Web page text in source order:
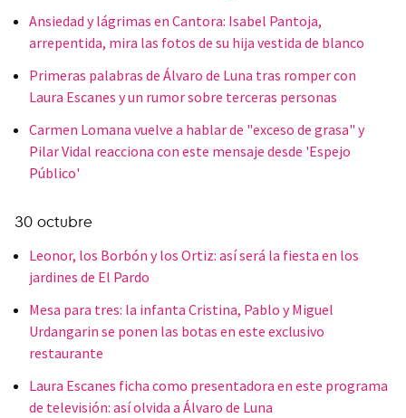
Ansiedad y lágrimas en Cantora: Isabel Pantoja,
arrepentida, mira las fotos de su hija vestida de blanco
Primeras palabras de Álvaro de Luna tras romper con
Laura Escanes y un rumor sobre terceras personas
Carmen Lomana vuelve a hablar de "exceso de grasa" y
Pilar Vidal reacciona con este mensaje desde 'Espejo
Público'
30 octubre
Leonor, los Borbón y los Ortiz: así será la fiesta en los
jardines de El Pardo
Mesa para tres: la infanta Cristina, Pablo y Miguel
Urdangarin se ponen las botas en este exclusivo
restaurante
Laura Escanes ficha como presentadora en este programa
de televisión: así olvida a Álvaro de Luna